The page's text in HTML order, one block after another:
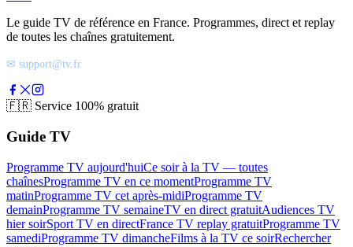
Le guide TV de référence en France. Programmes, direct et replay
de toutes les chaînes gratuitement.
✉ support@tv.fr
🇫🇷 Service 100% gratuit
Guide TV
Programme TV aujourd'huiCe soir à la TV — toutes
chaînesProgramme TV en ce momentProgramme TV
matinProgramme TV cet après-midiProgramme TV
demainProgramme TV semaineTV en direct gratuitAudiences TV
hier soirSport TV en directFrance TV replay gratuitProgramme TV
samediProgramme TV dimancheFilms à la TV ce soirRechercher